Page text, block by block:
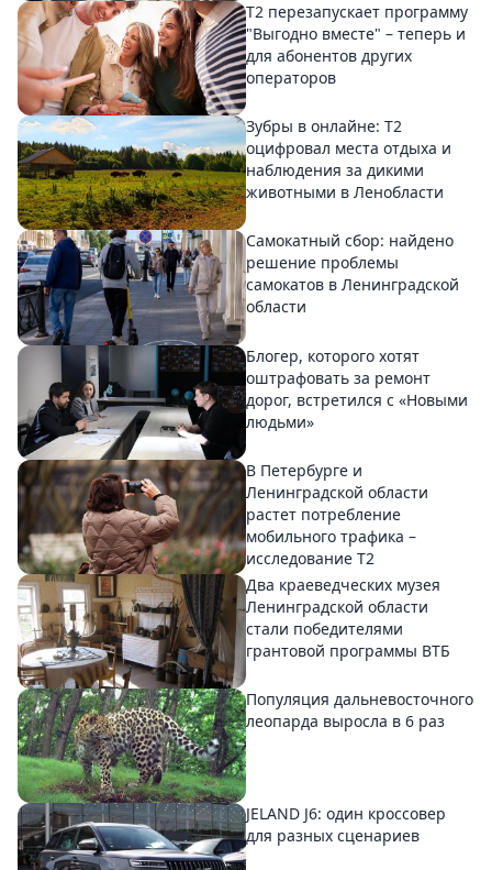
Т2 перезапускает программу
"Выгодно вместе" – теперь и
для абонентов других
операторов
Зубры в онлайне: Т2
оцифровал места отдыха и
наблюдения за дикими
животными в Ленобласти
Самокатный сбор: найдено
решение проблемы
самокатов в Ленинградской
области
Блогер, которого хотят
оштрафовать за ремонт
дорог, встретился с «Новыми
людьми»
В Петербурге и
Ленинградской области
растет потребление
мобильного трафика –
исследование T2
Два краеведческих музея
Ленинградской области
стали победителями
грантовой программы ВТБ
Популяция дальневосточного
леопарда выросла в 6 раз
JELAND J6: один кроссовер
для разных сценариев